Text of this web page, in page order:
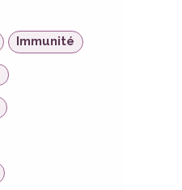
Immunité